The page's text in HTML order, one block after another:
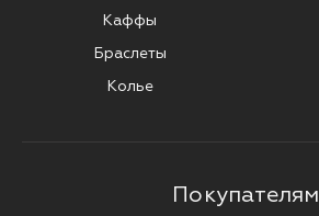
Каффы
Браслеты
Колье
Покупателям